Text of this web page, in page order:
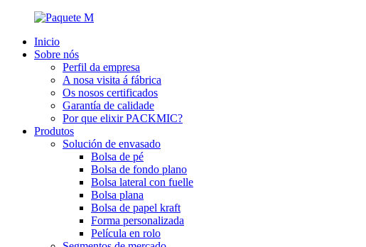
Inicio
Sobre nós
Perfil da empresa
A nosa visita á fábrica
Os nosos certificados
Garantía de calidade
Por que elixir PACKMIC?
Produtos
Solución de envasado
Bolsa de pé
Bolsa de fondo plano
Bolsa lateral con fuelle
Bolsa plana
Bolsa de papel kraft
Forma personalizada
Película en rolo